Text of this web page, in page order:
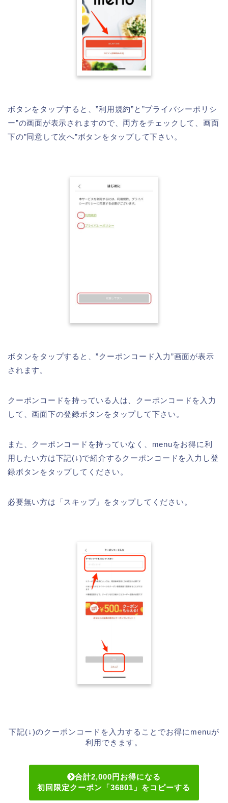
ボタンをタップすると、”利用規約”と”プライバシーポリシ
ー”の画面が表示されますので、両方をチェックして、画面
下の”同意して次へ”ボタンをタップして下さい。
ボタンをタップすると、”クーポンコード入力”画面が表示
されます。
クーポンコードを持っている人は、クーポンコードを入力
して、画面下の登録ボタンをタップして下さい。
また、クーポンコードを持っていなく、menuをお得に利
用したい方は下記(↓)で紹介するクーポンコードを入力し登
録ボタンをタップしてください。
必要無い方は「スキップ」をタップしてください。
下記(↓)のクーポンコードを入力することでお得にmenuが
利用できます。
合計2,000円お得になる
初回限定クーポン「36801」をコピーする